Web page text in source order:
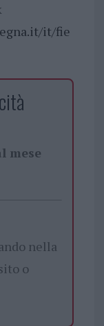
it/fie
mese
nella
o